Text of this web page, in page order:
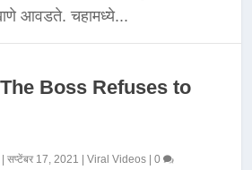
आवडते. चहामध्ये...
Boss Refuses to
|सप्टेंबर 17, 2021 |Viral Videos |0